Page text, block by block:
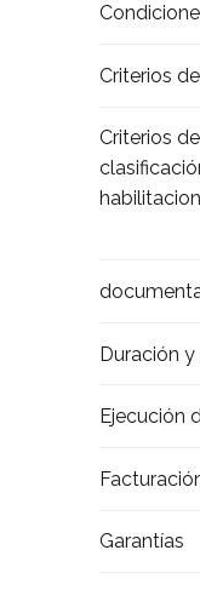
Criterios
Criterios
Duración
Ejecución
Garantías